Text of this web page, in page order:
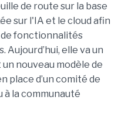
de route sur la base
sur l'IA et le cloud afin
fonctionnalités
elle va un
nouveau modèle de
place d’un comité de
la communauté